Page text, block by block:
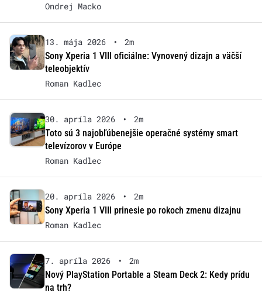
Ondrej Macko
13. mája 2026 •
2m
Sony Xperia 1 VIII oficiálne: Vynovený dizajn a väčší
teleobjektív
Roman Kadlec
30. apríla 2026 •
2m
Toto sú 3 najobľúbenejšie operačné systémy smart
televízorov v Európe
Roman Kadlec
20. apríla 2026 •
2m
Sony Xperia 1 VIII prinesie po rokoch zmenu dizajnu
Roman Kadlec
7. apríla 2026 •
2m
Nový PlayStation Portable a Steam Deck 2: Kedy prídu
na trh?